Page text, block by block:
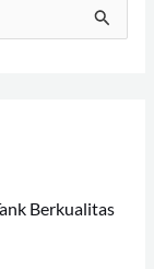
Berkualitas